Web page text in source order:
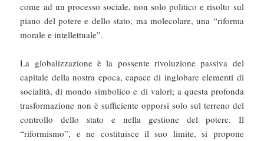
come ad un processo sociale, non solo politico e risolto sul
piano del potere e dello stato, ma molecolare, una “riforma
morale e intellettuale”.
La globalizzazione è la possente rivoluzione passiva del
capitale della nostra epoca, capace di inglobare elementi di
socialità, di mondo simbolico e di valori; a questa profonda
trasformazione non è sufficiente opporsi solo sul terreno del
controllo dello stato e nella gestione del potere. Il
“riformismo”, e ne costituisce il suo limite, si propone